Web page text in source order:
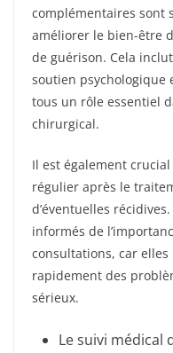
complémentaires sont
améliorer le bien-être
de guérison. Cela
soutien psychologique
tous un rôle essentiel
chirurgical.
Il est également
régulier après le
d’éventuelles
informés de
consultations, car
rapidement des
sérieux.
Le suivi médical